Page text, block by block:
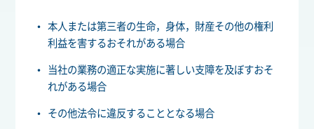
本人または第三者の生命，身体，財産その他の権利
利益を害するおそれがある場合
当社の業務の適正な実施に著しい支障を及ぼすおそ
れがある場合
その他法令に違反することとなる場合